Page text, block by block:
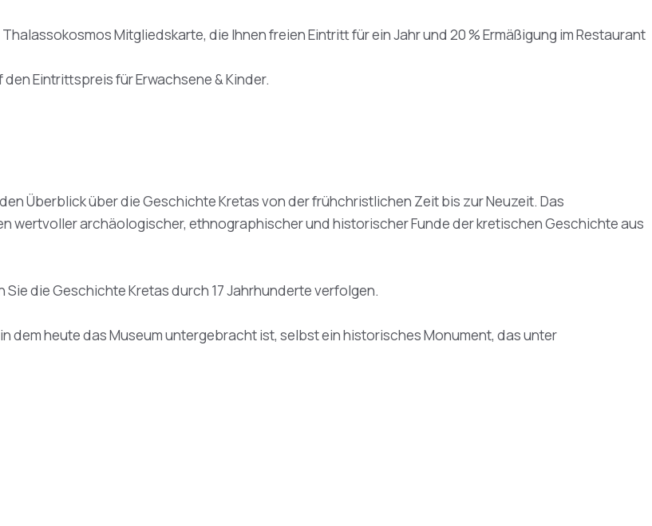
Mitgliedskarte, die Ihnen freien Eintritt für ein Jahr und 20 % Ermäßigung im Restaurant
Eintrittspreis für Erwachsene & Kinder.
Überblick über die Geschichte Kretas von der frühchristlichen Zeit bis zur Neuzeit. Das
wertvoller archäologischer, ethnographischer und historischer Funde der kretischen Geschichte aus
die Geschichte Kretas durch 17 Jahrhunderte verfolgen.
dem heute das Museum untergebracht ist, selbst ein historisches Monument, das unter